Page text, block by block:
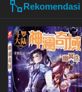
Rekomendasi